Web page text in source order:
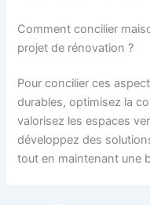
Comment concilier
projet de rénovation ?
Pour concilier ces
durables, optimisez la
valorisez les espaces
développez des
tout en maintenant une